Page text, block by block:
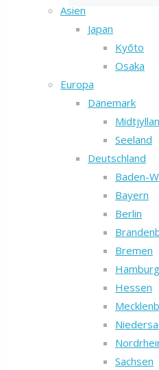
Asien
Japan
Kyōto
Osaka
Europa
Dänemark
Seeland
Deutschland
Baden-
Bayern
Berlin
Bremen
Hamburg
Hessen
Sachsen